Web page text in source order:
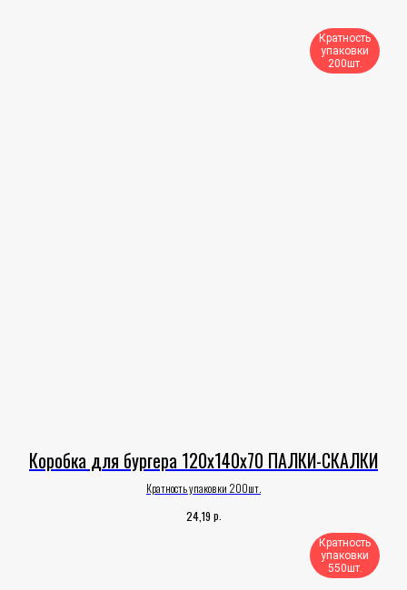
Кратность
упаковки
200шт.
Коробка для бургера 120х140х70 ПАЛКИ-СКАЛКИ
Кратность упаковки 200шт.
24,19 р.
Кратность
упаковки
550шт.​